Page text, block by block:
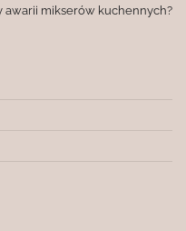
awarii mikserów kuchennych?